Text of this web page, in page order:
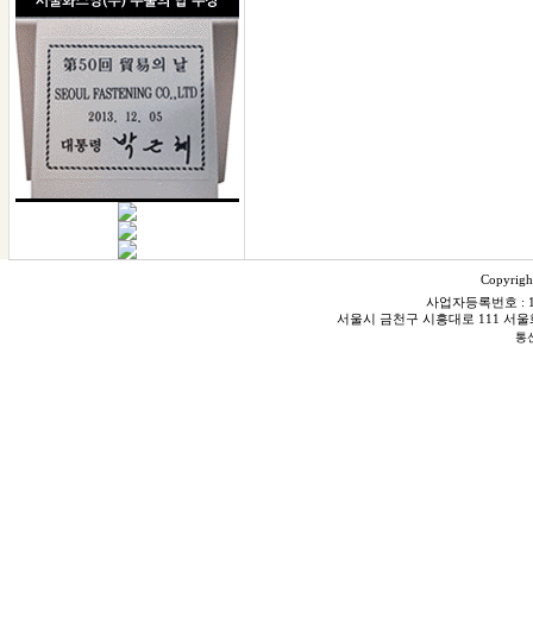
사업자등록번호 :
서울시 금천구 시흥대로 111 서
통